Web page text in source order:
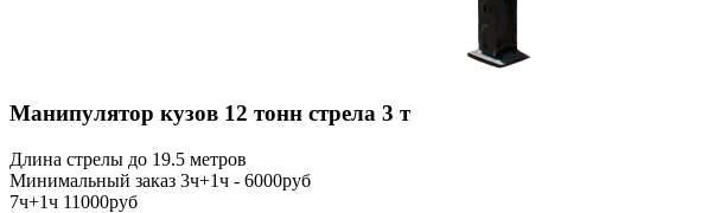
Манипулятор кузов 12 тонн стрела 3 т
Длина стрелы до 19.5 метров
Минимальный заказ 3ч+1ч - 6000руб
7ч+1ч 11000руб